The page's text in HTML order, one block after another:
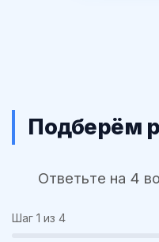
Подберём
Ответьте на 4
Шаг 1 из 4